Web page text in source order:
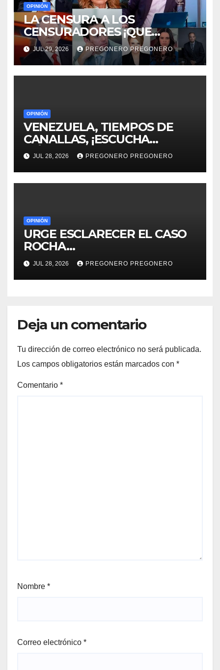
OPINIÓN
LA CENSURA A LOS
CENSURADORES ¡QUE
HORROR!
JUL 29, 2026 PREGONERO PREGONERO
OPINIÓN
VENEZUELA, TIEMPOS DE
CANALLAS, ¡ESCUCHA
MÉXICO!!
JUL 28, 2026 PREGONERO PREGONERO
OPINIÓN
URGE ESCLARECER EL CASO
ROCHA…
JUL 28, 2026 PREGONERO PREGONERO
Deja un comentario
Tu dirección de correo electrónico no será publicada.
Los campos obligatorios están marcados con *
Comentario *
Nombre *
Correo electrónico *